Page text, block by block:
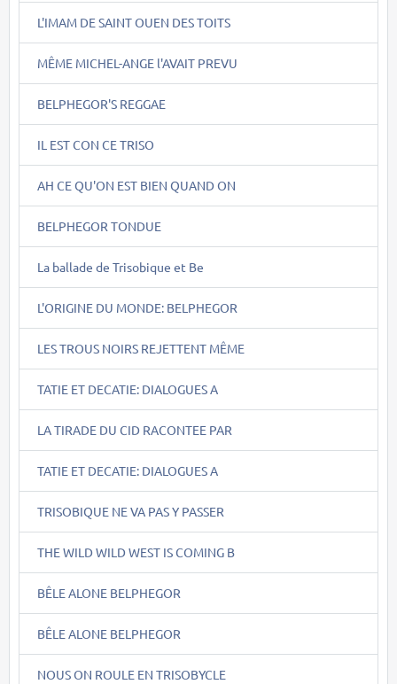
L'IMAM DE SAINT OUEN DES TOITS
MÊME MICHEL-ANGE l'AVAIT PREVU
BELPHEGOR'S REGGAE
IL EST CON CE TRISO
AH CE QU'ON EST BIEN QUAND ON
BELPHEGOR TONDUE
La ballade de Trisobique et Be
L'ORIGINE DU MONDE: BELPHEGOR
LES TROUS NOIRS REJETTENT MÊME
TATIE ET DECATIE: DIALOGUES A
LA TIRADE DU CID RACONTEE PAR
TATIE ET DECATIE: DIALOGUES A
TRISOBIQUE NE VA PAS Y PASSER
THE WILD WILD WEST IS COMING B
BÊLE ALONE BELPHEGOR
BÊLE ALONE BELPHEGOR
NOUS ON ROULE EN TRISOBYCLE